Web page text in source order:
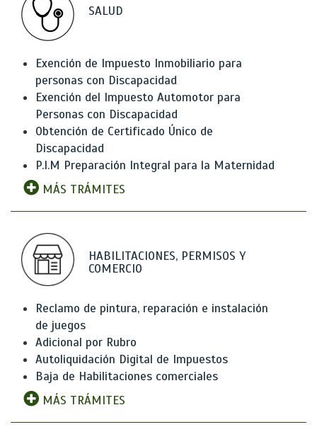
SALUD
Exención de Impuesto Inmobiliario para
personas con Discapacidad
Exención del Impuesto Automotor para
Personas con Discapacidad
Obtención de Certificado Único de
Discapacidad
P.I.M Preparación Integral para la Maternidad
MÁS TRÁMITES
HABILITACIONES, PERMISOS Y
COMERCIO
Reclamo de pintura, reparación e instalación
de juegos
Adicional por Rubro
Autoliquidación Digital de Impuestos
Baja de Habilitaciones comerciales
MÁS TRÁMITES